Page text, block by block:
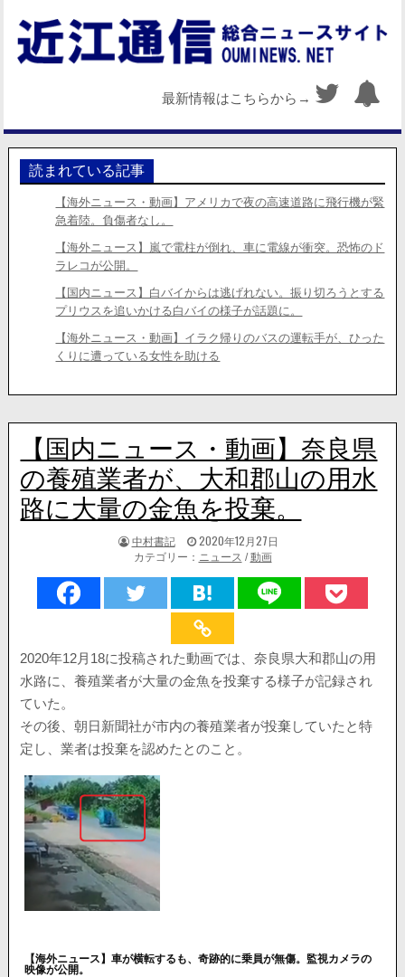
最新情報はこちらから→
読まれている記事
【海外ニュース・動画】アメリカで夜の高速道路に飛行機が緊
急着陸。負傷者なし。
【海外ニュース】嵐で電柱が倒れ、車に電線が衝突。恐怖のド
ラレコが公開。
【国内ニュース】白バイからは逃げれない。振り切ろうとする
プリウスを追いかける白バイの様子が話題に。
【海外ニュース・動画】イラク帰りのバスの運転手が、ひった
くりに遭っている女性を助ける
【国内ニュース・動画】奈良県
の養殖業者が、大和郡山の用水
路に大量の金魚を投棄。
著
者:
中村書記
掲
載
日：
2020年12月27日
カテゴリー： ニュース /動画
2020年12月18に投稿された動画では、奈良県大和郡山の用
水路に、養殖業者が大量の金魚を投棄する様子が記録され
ていた。
その後、朝日新聞社が市内の養殖業者が投棄していたと特
定し、業者は投棄を認めたとのこと。
【海外ニュース】車が横転するも、奇跡的に乗員が無傷。監視カメラの
映像が公開。